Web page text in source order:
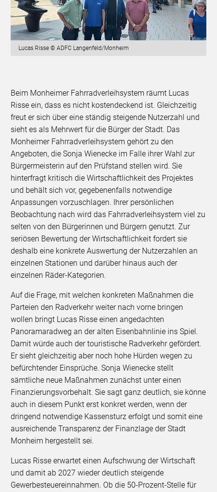
Lucas Risse © ADFC Langenfeld/Monheim
Beim Monheimer Fahrradverleihsystem räumt Lucas
Risse ein, dass es nicht kostendeckend ist. Gleichzeitig
freut er sich über eine ständig steigende Nutzerzahl und
sieht es als Mehrwert für die Bürger der Stadt. Das
Monheimer Fahrradverleihsystem gehört zu den
Angeboten, die Sonja Wienecke im Falle ihrer Wahl zur
Bürgermeisterin auf den Prüfstand stellen wird. Sie
hinterfragt kritisch die Wirtschaftlichkeit des Projektes
und behält sich vor, gegebenenfalls notwendige
Anpassungen vorzuschlagen. Ihrer persönlichen
Beobachtung nach wird das Fahrradverleihsystem viel zu
selten von den Bürgerinnen und Bürgern genutzt. Zur
seriösen Bewertung der Wirtschaftlichkeit fordert sie
deshalb eine konkrete Auswertung der Nutzerzahlen an
einzelnen Stationen und darüber hinaus auch der
einzelnen Räder-Kategorien.
Auf die Frage, mit welchen konkreten Maßnahmen die
Parteien den Radverkehr weiter nach vorne bringen
wollen bringt Lucas Risse einen angedachten
Panoramaradweg an der alten Eisenbahnlinie ins Spiel.
Damit würde auch der touristische Radverkehr gefördert.
Er sieht gleichzeitig aber noch hohe Hürden wegen zu
befürchtender Einsprüche. Sonja Wienecke stellt
sämtliche neue Maßnahmen zunächst unter einen
Finanzierungsvorbehalt. Sie sagt ganz deutlich, sie könne
auch in diesem Punkt erst konkret werden, wenn der
dringend notwendige Kassensturz erfolgt und somit eine
ausreichende Transparenz der Finanzlage der Stadt
Monheim hergestellt sei.
Lucas Risse erwartet einen Aufschwung der Wirtschaft
und damit ab 2027 wieder deutlich steigende
Gewerbesteuereinnahmen. Ob die 50-Prozent-Stelle für